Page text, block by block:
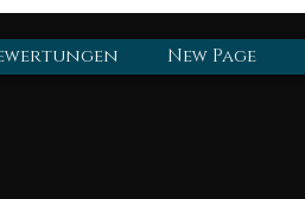
New Page